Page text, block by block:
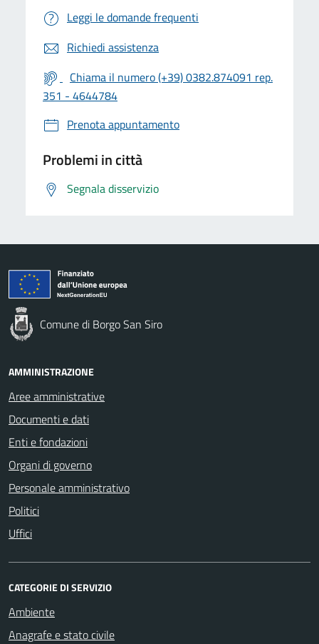
Leggi le domande frequenti
Richiedi assistenza
Chiama il numero (+39) 0382.874091 rep.
351 - 4644784
Prenota appuntamento
Problemi in città
Segnala disservizio
Comune di Borgo San Siro
AMMINISTRAZIONE
Aree amministrative
Documenti e dati
Enti e fondazioni
Organi di governo
Personale amministrativo
Politici
Uffici
CATEGORIE DI SERVIZIO
Ambiente
Anagrafe e stato civile